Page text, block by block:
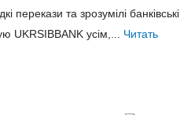
та зрозумілі банківські
UKRSIBBANK усім,... Читать